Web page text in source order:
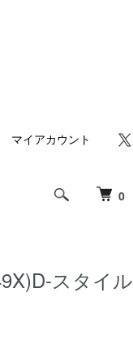
0
マイアカウント
スタイル